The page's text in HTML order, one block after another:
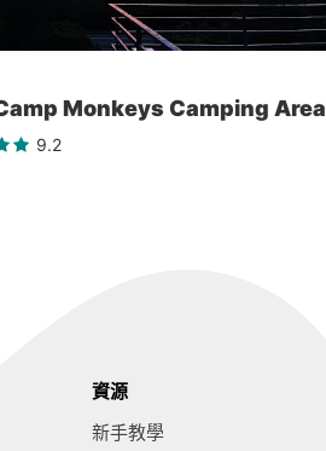
Monkeys Camping Area
9.2
資源
新手教學